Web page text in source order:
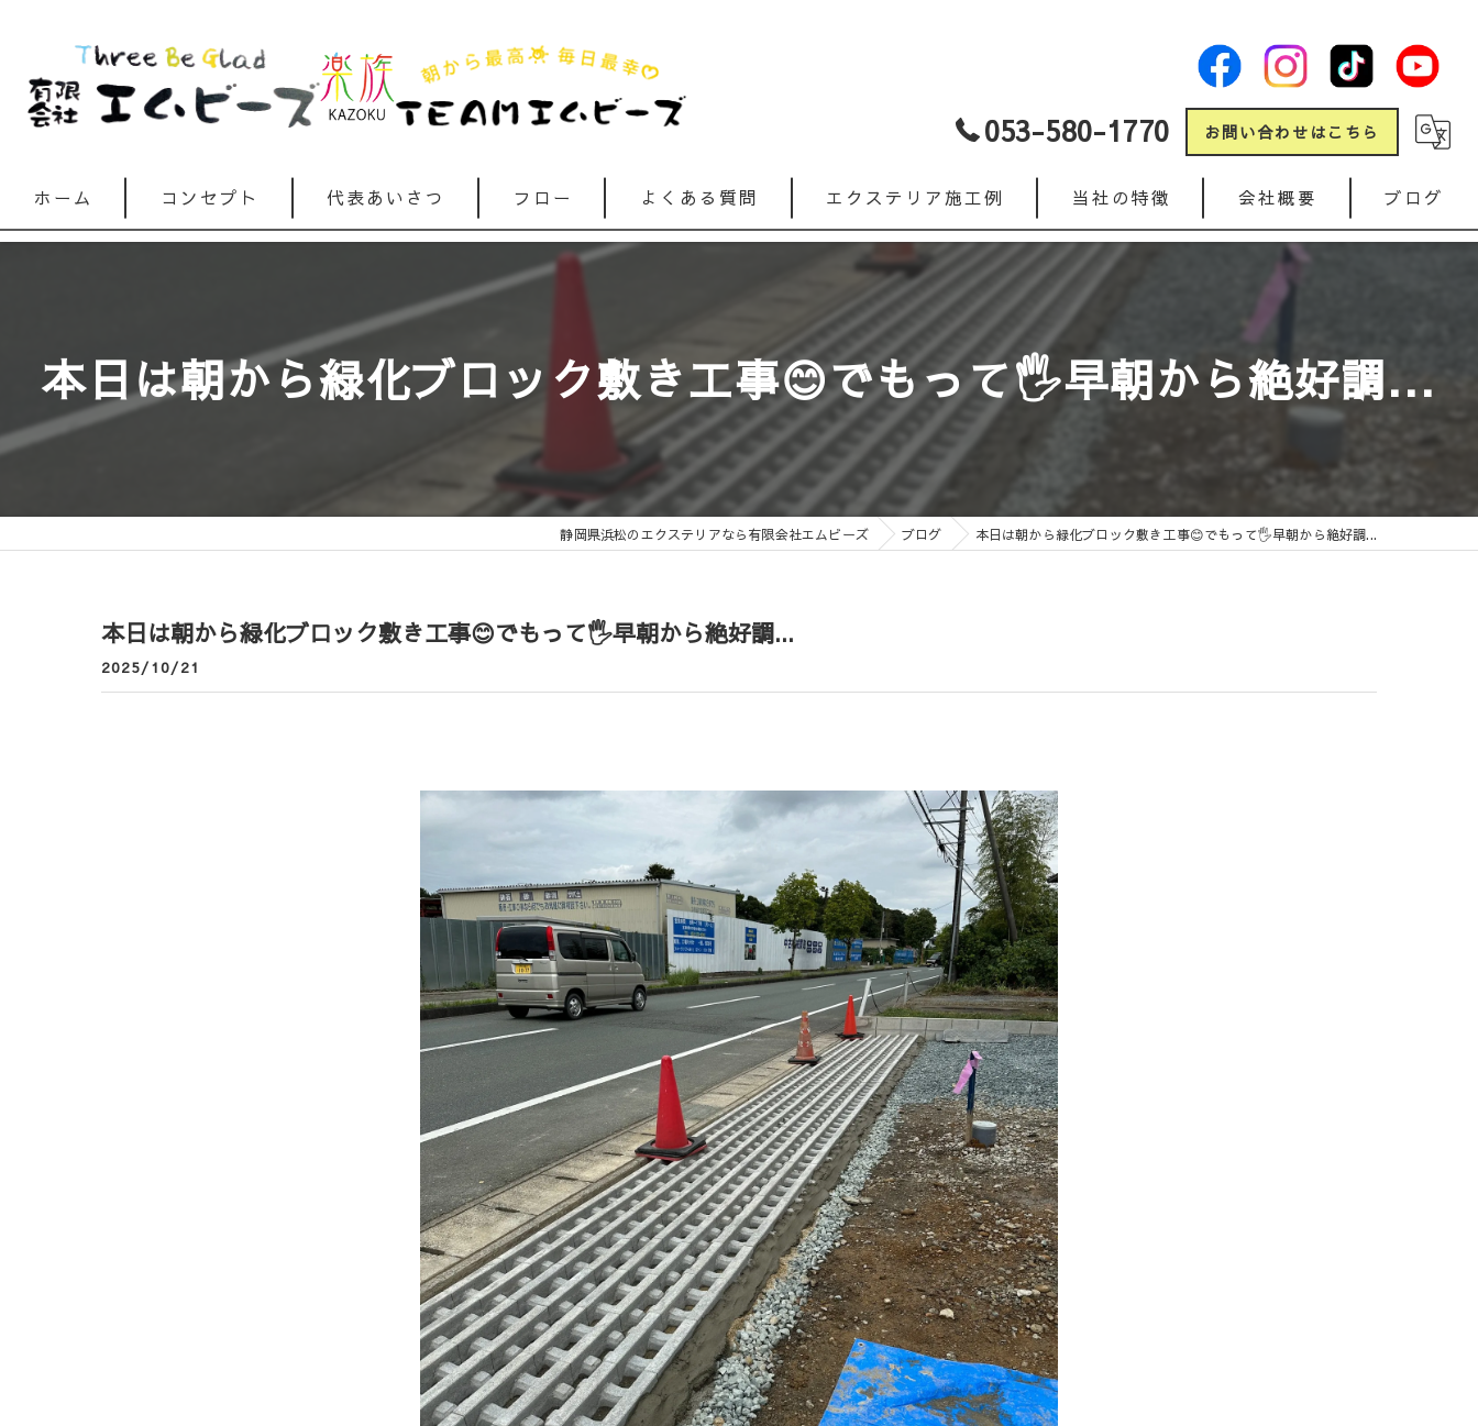
053-580-1770 お問い合わせはこちら
ホーム コンセプト 代表あいさつ フロー よくある質問 エクステリア施工例 当社の特徴
新築
リフォーム
ガレージ
インターロッキング
会社概要 ブログ
本日は朝から緑化ブロック敷き工事😊でもって🖐️早朝から絶好調...
静岡県浜松のエクステリアなら有限会社エムビーズ ブログ 本日は朝から緑化ブロック敷き工事😊でもって🖐️早朝から絶好調...
本日は朝から緑化ブロック敷き工事😊でもって🖐️早朝から絶好調...
2025/10/21